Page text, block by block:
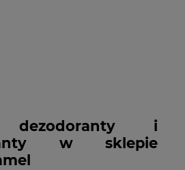
dezodoranty i
w sklepie